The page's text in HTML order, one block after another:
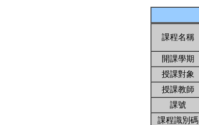
課程名稱
開課學期
授課對象
授課教師
課號
課程識別碼